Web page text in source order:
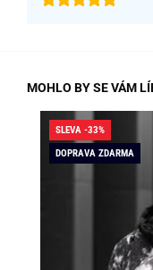
MOHLO BY SE VÁM
SLEVA -33%
DOPRAVA ZDARMA